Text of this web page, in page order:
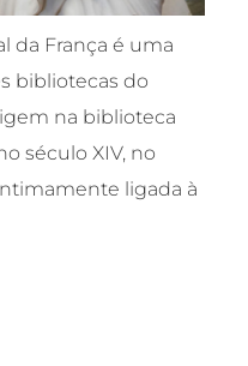
da França é uma
bibliotecas do
na biblioteca
século XIV, no
ligada à